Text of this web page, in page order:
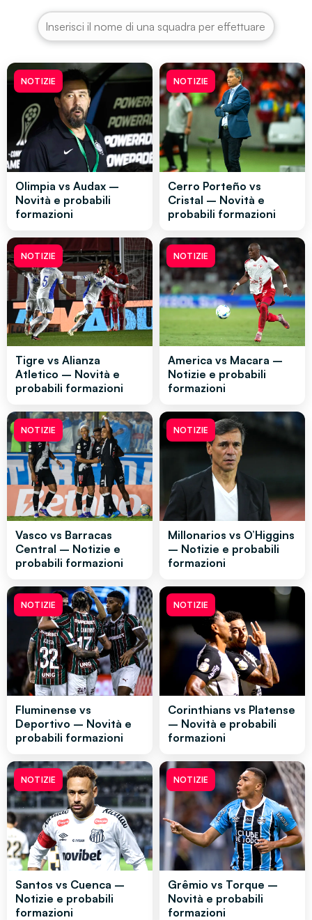
NOTIZIE
Olimpia vs Audax –
Novità e probabili
formazioni
NOTIZIE
Cerro Porteño vs
Cristal – Novità e
probabili formazioni
NOTIZIE
Tigre vs Alianza
Atletico – Novità e
probabili formazioni
NOTIZIE
America vs Macara –
Notizie e probabili
formazioni
NOTIZIE
Vasco vs Barracas
Central – Notizie e
probabili formazioni
NOTIZIE
Millonarios vs O’Higgins
– Notizie e probabili
formazioni
NOTIZIE
Fluminense vs
Deportivo – Novità e
probabili formazioni
NOTIZIE
Corinthians vs Platense
– Novità e probabili
formazioni
NOTIZIE
Santos vs Cuenca –
Notizie e probabili
formazioni
NOTIZIE
Grêmio vs Torque –
Novità e probabili
formazioni